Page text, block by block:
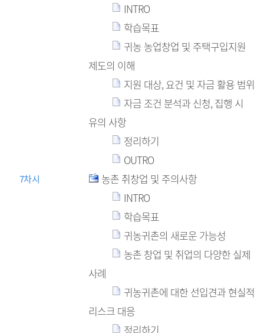
INTRO
학습목표
귀농 농업창업 및 주택구입지원
제도의 이해
지원 대상, 요건 및 자금 활용 범위
자금 조건 분석과 신청, 집행 시
유의 사항
정리하기
OUTRO
7차시
농촌 취창업 및 주의사항
INTRO
학습목표
귀농귀촌의 새로운 가능성
농촌 창업 및 취업의 다양한 실제
사례
귀농귀촌에 대한 선입견과 현실적
리스크 대응
정리하기